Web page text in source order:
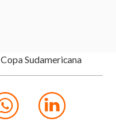
Copa Sudamericana